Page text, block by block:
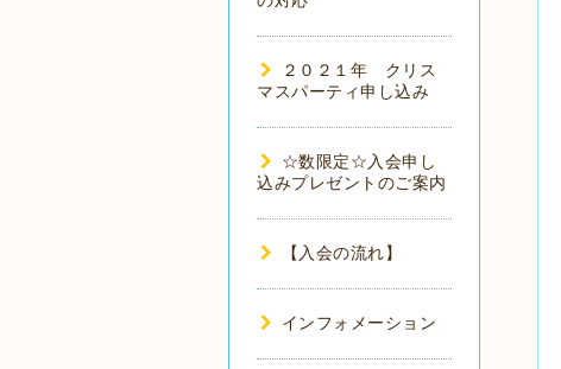
２０２１年 クリス
マスパーティ申し込み
☆数限定☆入会申し
込みプレゼントのご案内
【入会の流れ】
インフォメーション